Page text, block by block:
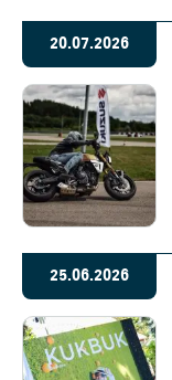
20.07.2026
25.06.2026